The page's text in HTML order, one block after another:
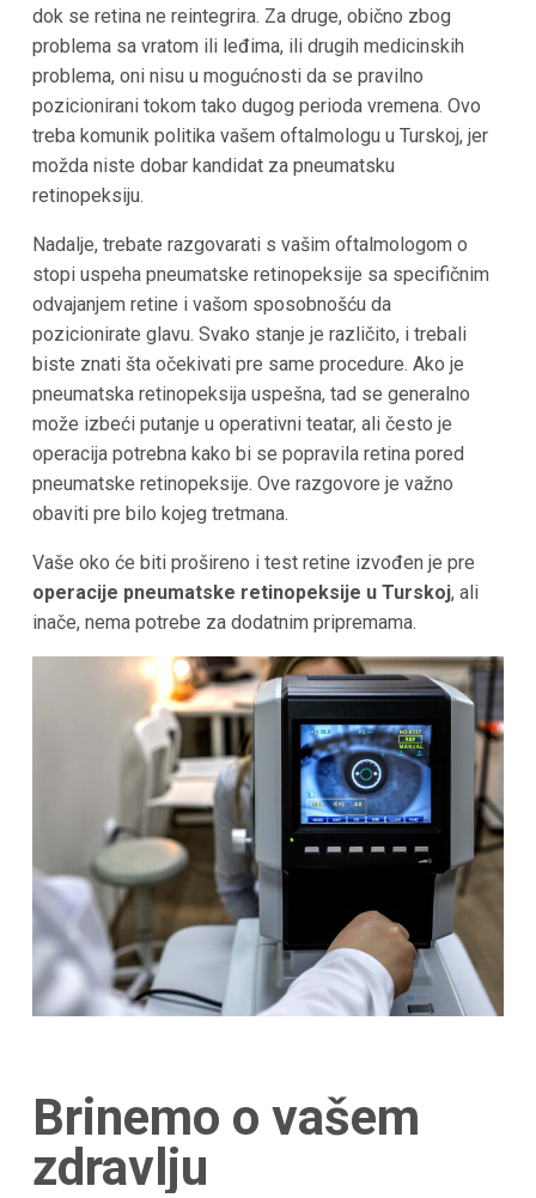
dok se retina ne reintegrira. Za druge, obično zbog
problema sa vratom ili leđima, ili drugih medicinskih
problema, oni nisu u mogućnosti da se pravilno
pozicionirani tokom tako dugog perioda vremena. Ovo
treba komunik politika vašem oftalmologu u Turskoj, jer
možda niste dobar kandidat za pneumatsku
retinopeksiju.
Nadalje, trebate razgovarati s vašim oftalmologom o
stopi uspeha pneumatske retinopeksije sa specifičnim
odvajanjem retine i vašom sposobnošću da
pozicionirate glavu. Svako stanje je različito, i trebali
biste znati šta očekivati pre same procedure. Ako je
pneumatska retinopeksija uspešna, tad se generalno
može izbeći putanje u operativni teatar, ali često je
operacija potrebna kako bi se popravila retina pored
pneumatske retinopeksije. Ove razgovore je važno
obaviti pre bilo kojeg tretmana.
Vaše oko će biti prošireno i test retine izvođen je pre
operacije pneumatske retinopeksije u Turskoj, ali
inače, nema potrebe za dodatnim pripremama.
Brinemo o vašem
zdravlju